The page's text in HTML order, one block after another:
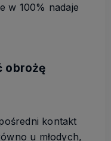
w 100% nadaje
obrożę
kontakt
u młodych,